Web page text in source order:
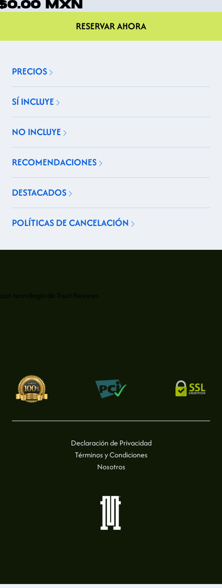
MXN
RESERVAR AHORA
PRECIOS
SÍ INCLUYE
NO INCLUYE
RECOMENDACIONES
DESTACADOS
POLÍTICAS DE CANCELACIÓN
con tecnología de Trust.Reviews
Declaración de Privacidad
Términos y Condiciones
Nosotros